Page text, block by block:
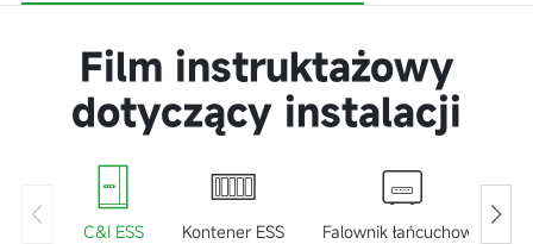
Film instruktażowy
dotyczący instalacji
C&I ESS Kontener ESS Falownik łańcuchowy